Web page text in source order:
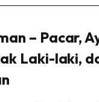
– Pacar,
Laki-laki,